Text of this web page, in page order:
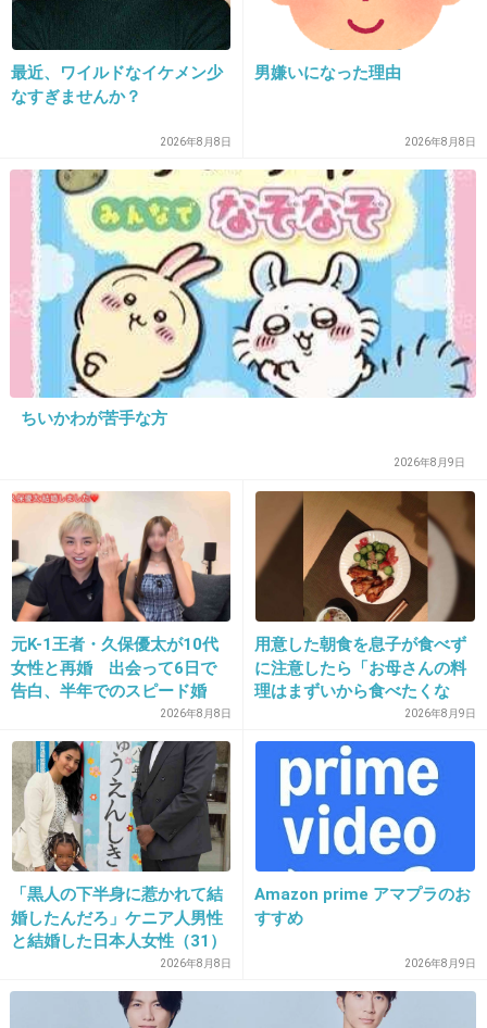
+67 -14
22. 匿名2013/08/01(木) 23:28:00
ＮＡＲＵＭＩとたち吉
+85 -3
23. 匿名 2013/08/01(木) 23:28:03
私もイッタラ好きです。白のシンプルなのは無
印良品。
+90 -4
北欧が好きなので、アラビアのパラティッシ、
トゥオキオや、イッタラが好きです。
値段がすごい高いけど( ´△｀)
でも、しっかりしてるし、料理もそれなりに見
えるからやっぱり好き‼
少しずつ集めたい。
25. 匿名2013/08/01(木) 23:30:22
キャスキッドソン！
メラミン製で丈夫なのも◎
最近、ワイルドなイケメン少
なすぎませんか？
2026年8月8日
男嫌いになった理由
2026年8月8日
ちいかわが苦手な方
2026年8月9日
元K-1王者・久保優太が10代
女性と再婚 出会って6日で
告白、半年でのスピード婚
2026年8月8日
用意した朝食を息子が食べず
に注意したら「お母さんの料
理はまずいから食べたくな
い」と…「まずいなら食べな
くていい。今後は自分で食事
を用意しなさい。お金は渡
す」と言った話が議論に
2026年8月9日
「黒人の下半身に惹かれて結
婚したんだろ」ケニア人男性
と結婚した日本人女性（31）
に“誹謗中傷”殺到…本人が語
る、日本で感じる“外国人差
2026年8月8日
Amazon prime アマプラのお
すすめ
2026年8月9日